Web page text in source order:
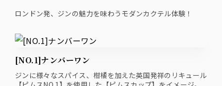
ロンドン発、ジンの魅力を味わうモダンカクテル体験！
[NO.1]ナンバーワン
ジンに様々なスパイス、柑橘を加えた英国発祥のリキュール